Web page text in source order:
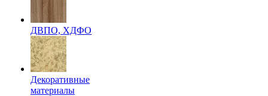
ДВПО, ХДФО
Декоративные
материалы